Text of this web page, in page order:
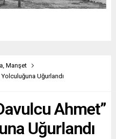
, Manşet
Yolculuğuna Uğurlandı
Ahmet”
Uğurlandı